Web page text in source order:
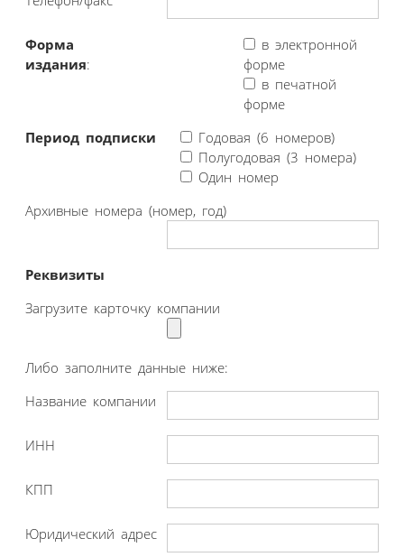
Форма
издания:
в электронной
форме
в печатной
форме
Период подписки
Годовая (6 номеров)
Полугодовая (3 номера)
Один номер
Архивные номера (номер, год)
Реквизиты
Загрузите карточку компании
Либо заполните данные ниже:
Название компании
ИНН
КПП
Юридический адрес